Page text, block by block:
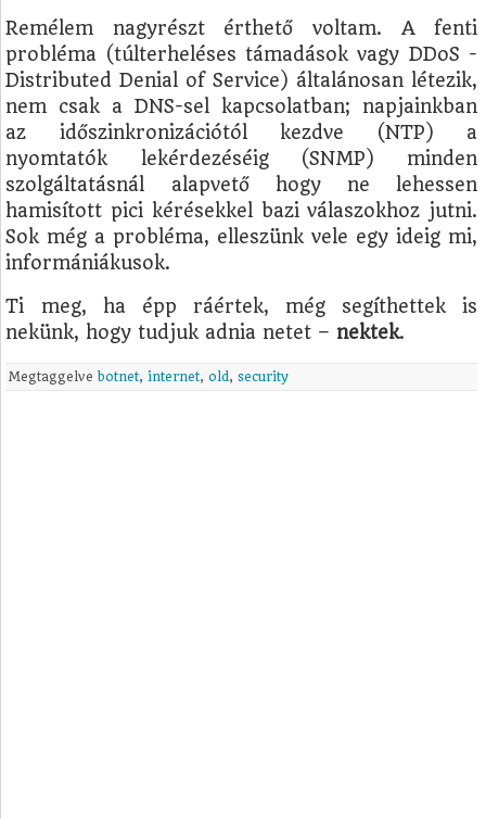
Remélem nagyrészt érthető voltam. A fenti
probléma (túlterheléses támadások vagy DDoS -
Distributed Denial of Service) általánosan létezik,
nem csak a DNS-sel kapcsolatban; napjainkban
az időszinkronizációtól kezdve (NTP) a
nyomtatók lekérdezéséig (SNMP) minden
szolgáltatásnál alapvető hogy ne lehessen
hamisított pici kérésekkel bazi válaszokhoz jutni.
Sok még a probléma, elleszünk vele egy ideig mi,
informániákusok.
Ti meg, ha épp ráértek, még segíthettek is
nekünk, hogy tudjuk adnia netet –nektek.
Megtaggelvebotnet,internet,old,security